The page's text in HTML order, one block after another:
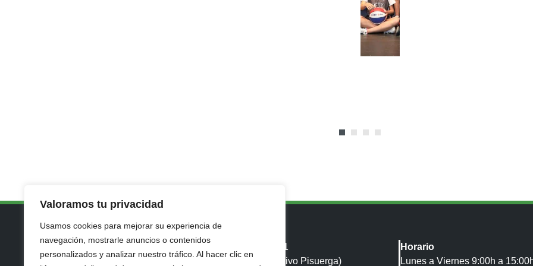
Valoramos tu privacidad
Usamos cookies para mejorar su experiencia de
navegación, mostrarle anuncios o contenidos
personalizados y analizar nuestro tráfico. Al hacer clic en
Plaza de México, 1
(junto a Polideportivo Pisuerga)
Horario
Lunes a Viernes 9:00h a